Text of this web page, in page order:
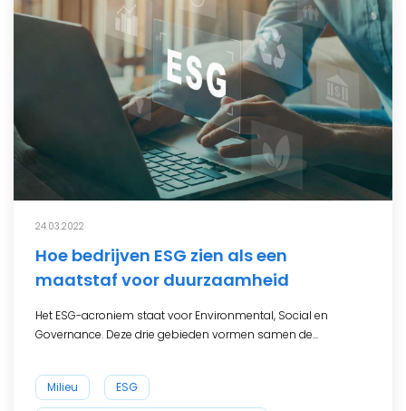
24.03.2022
Hoe bedrijven ESG zien als een
maatstaf voor duurzaamheid
Het ESG-acroniem staat voor Environmental, Social en
Governance. Deze drie gebieden vormen samen de...
Milieu ESG